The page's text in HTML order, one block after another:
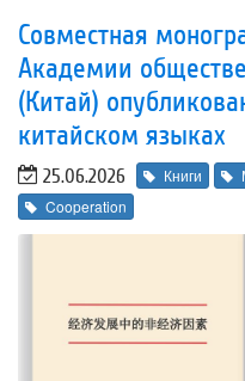
Совместная
Академии
(Китай)
китайском языках
25.06.2026 Книги
Cooperation